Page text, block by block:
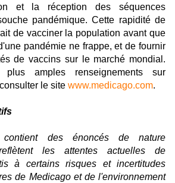
et la réception des séquences
pandémique. Cette rapidité de
de vacciner la population avant que
pandémie ne frappe, et de fournir
de vaccins sur le marché mondial.
amples renseignements sur
le site www.medicago.com.
contient des énoncés de nature
les attentes actuelles de
à certains risques et incertitudes
de Medicago et de l'environnement